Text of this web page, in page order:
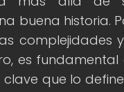
buena historia.
complejidades
es
que lo